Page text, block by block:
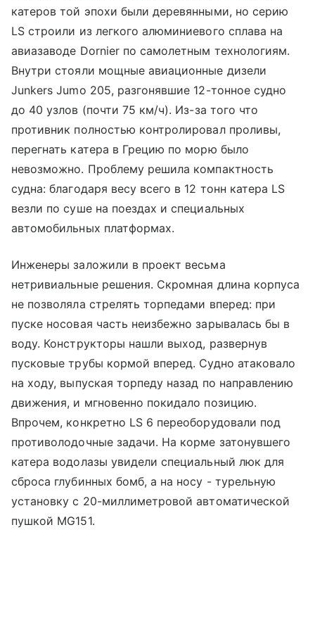
катеров той эпохи были деревянными, но серию
LS строили из легкого алюминиевого сплава на
авиазаводе Dornier по самолетным технологиям.
Внутри стояли мощные авиационные дизели
Junkers Jumo 205, разгонявшие 12-тонное судно
до 40 узлов (почти 75 км/ч). Из-за того что
противник полностью контролировал проливы,
перегнать катера в Грецию по морю было
невозможно. Проблему решила компактность
судна: благодаря весу всего в 12 тонн катера LS
везли по суше на поездах и специальных
автомобильных платформах.
Инженеры заложили в проект весьма
нетривиальные решения. Скромная длина корпуса
не позволяла стрелять торпедами вперед: при
пуске носовая часть неизбежно зарывалась бы в
воду. Конструкторы нашли выход, развернув
пусковые трубы кормой вперед. Судно атаковало
на ходу, выпуская торпеду назад по направлению
движения, и мгновенно покидало позицию.
Впрочем, конкретно LS 6 переоборудовали под
противолодочные задачи. На корме затонувшего
катера водолазы увидели специальный люк для
сброса глубинных бомб, а на носу - турельную
установку с 20-миллиметровой автоматической
пушкой MG151.